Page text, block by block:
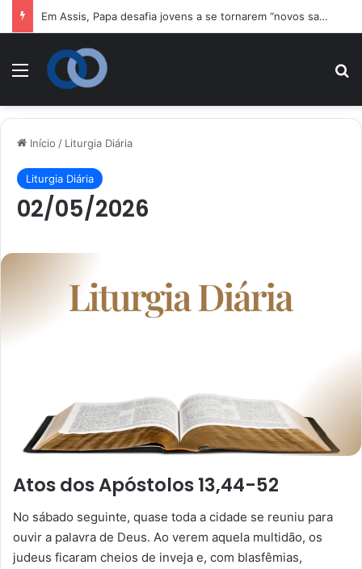
Em Assis, Papa desafia jovens a se tornarem “novos santos” e construtores da fraternidade
Menu
Início / Liturgia Diária
Liturgia Diária
02/05/2026
Atos dos Apóstolos 13,44-52
No sábado seguinte, quase toda a cidade se reuniu para
ouvir a palavra de Deus. Ao verem aquela multidão, os
judeus ficaram cheios de inveja e, com blasfêmias,